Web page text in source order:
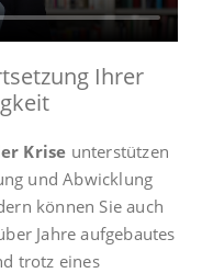
Ihrer
Krise unterstützen
und Abwicklung
können Sie auch
Jahre aufgebautes
trotz eines